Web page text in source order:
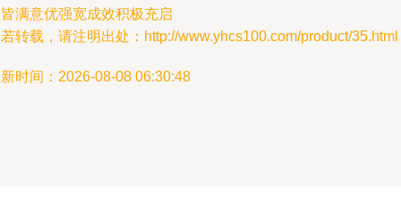
满意优强宽成效积极充启
转载，请注明出处：http://www.yhcs100.com/product/35.html
时间：2026-08-08 06:30:48